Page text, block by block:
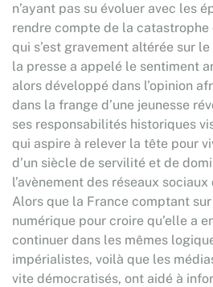
n’ayant pas su évoluer avec les
rendre compte de la catastrophe
qui s’est gravement altérée sur
la presse a appelé le sentiment
alors développé dans l’opinion
dans la frange d’une jeunesse
ses responsabilités historiques
qui aspire à relever la tête pour
d’un siècle de servilité et de
l’avènement des réseaux
Alors que la France comptant
numérique pour croire qu’elle a
continuer dans les mêmes
impérialistes, voilà que les
vite démocratisés, ont aidé à